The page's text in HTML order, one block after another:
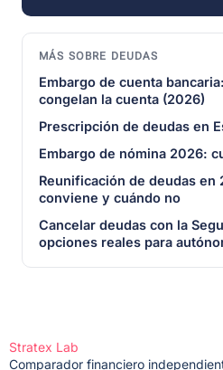
MÁS SOBRE DEUDAS
Embargo de cuenta
congelan la cuenta (2026)
Prescripción de deudas en
Embargo de nómina 2026:
Reunificación de deudas en
conviene y cuándo no
Cancelar deudas con la
opciones reales para
Stratex Lab
Comparador financiero